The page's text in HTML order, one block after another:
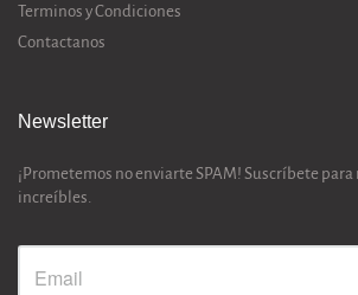
Terminos y Condiciones
Contactanos
Newsletter
¡Prometemos no enviarte SPAM! Suscríbete
increíbles.